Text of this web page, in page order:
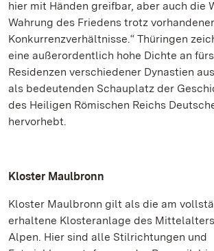
hier mit Händen greifbar, aber auch die
Wahrung des Friedens trotz vorhandener
Konkurrenzverhältnisse.“ Thüringen
eine außerordentlich hohe Dichte an
Residenzen verschiedener Dynastien
als bedeutenden Schauplatz der
des Heiligen Römischen Reichs
hervorhebt.
Kloster Maulbronn
Kloster Maulbronn gilt als die am
erhaltene Klosteranlage des
Alpen. Hier sind alle Stilrichtungen und